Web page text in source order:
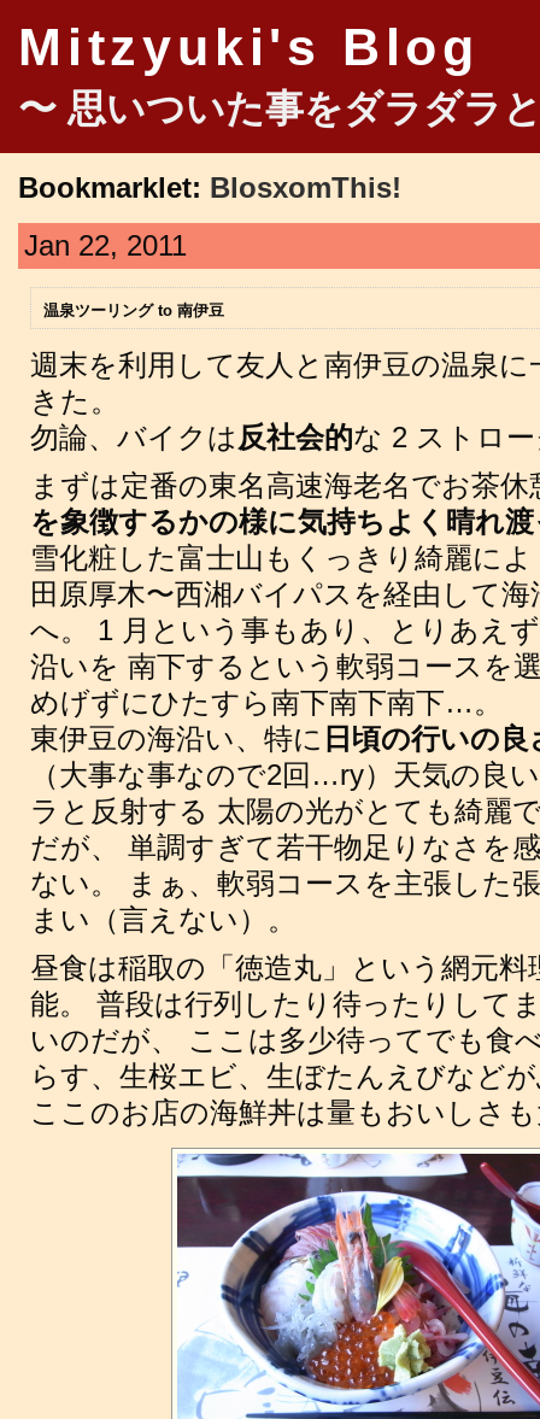
Mitzyuki's Blog
〜 思いついた事をダラダラ
Bookmarklet: BlosxomThis!
Jan 22, 2011
温泉ツーリング to 南伊豆
週末を利用して友人と南伊豆の温泉
きた。
勿論、バイクは反社会的な 2 ストロ
まずは定番の東名高速海老名でお茶
を象徴するかの様に気持ちよく晴れ
雪化粧した富士山もくっきり綺麗に
田原厚木〜西湘バイパスを経由して
へ。 1 月という事もあり、とりあえ
沿いを 南下するという軟弱コースを
めげずにひたすら南下南下南下…。
東伊豆の海沿い、特に 日頃の行いの
（大事な事なので2回…ry）天気の良
ラと反射する 太陽の光がとても綺麗
だが、 単調すぎて若干物足りなさを
ない。 まぁ、軟弱コースを主張した
まい（言えない）。
昼食は稲取の「徳造丸」という網元
能。 普段は行列したり待ったりして
いのだが、 ここは多少待ってでも食
らす、生桜エビ、生ぼたんえびなど
ここのお店の海鮮丼は量もおいしさ